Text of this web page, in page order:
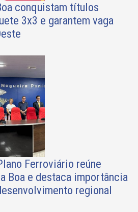
conquistam títulos
3x3 e garantem vaga
Ferroviário reúne
Boa e destaca importância
regional